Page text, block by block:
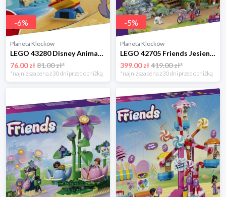
-6%
Planeta Klocków
LEGO 43280 Disney Animation Zabawa na plaży z Lilo i Stitchem Lego
76.00 zł81.00 zł*
*najniższa cena z 30 dni przed obniżką
-5%
Planeta Klocków
LEGO 42705 Friends Jesienna leśna chatka Lego
399.00 zł419.00 zł*
*najniższa cena z 30 dni przed obniżką